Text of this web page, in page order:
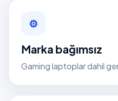
⚙
Marka bağımsız
Gaming laptoplar dahil